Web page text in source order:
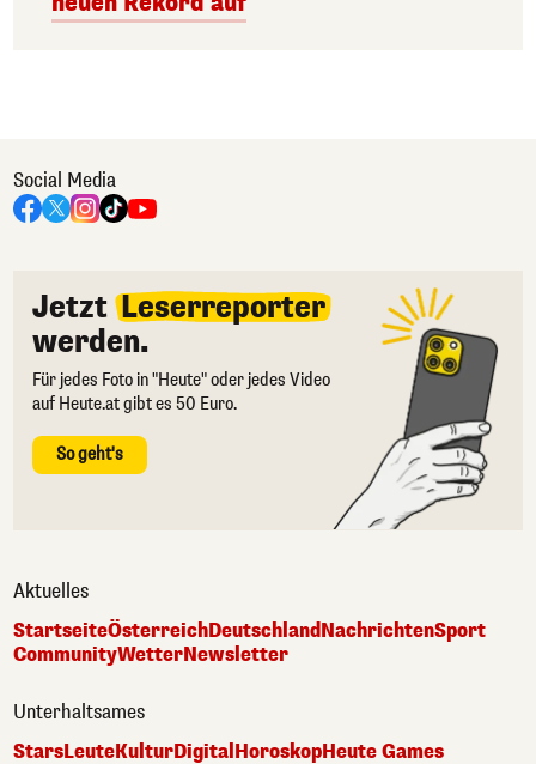
Social Media
Jetzt Leserreporter
werden.
Für jedes Foto in "Heute" oder jedes Video
auf Heute.at gibt es 50 Euro.
So geht's
Aktuelles
StartseiteÖsterreichDeutschlandNachrichtenSport
CommunityWetterNewsletter
Unterhaltsames
StarsLeuteKulturDigital HoroskopHeute Games